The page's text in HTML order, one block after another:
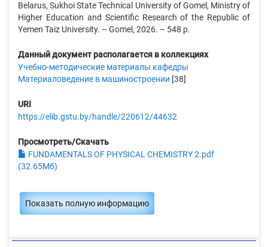
Belarus, Sukhoi State Technical University of Gomel, Ministry of
Higher Education and Scientific Research of the Republic of
Yemen Taiz University. – Gomel, 2026. – 548 р.
Данный документ располагается в коллекциях
Учебно-методические материалы кафедры
Материаловедение в машиностроении [38]
URI
https://elib.gstu.by/handle/220612/44632
Просмотреть/Скачать
FUNDAMENTALS OF PHYSICAL CHEMISTRY 2.pdf
(32.65Мб)
Показать полную информацию